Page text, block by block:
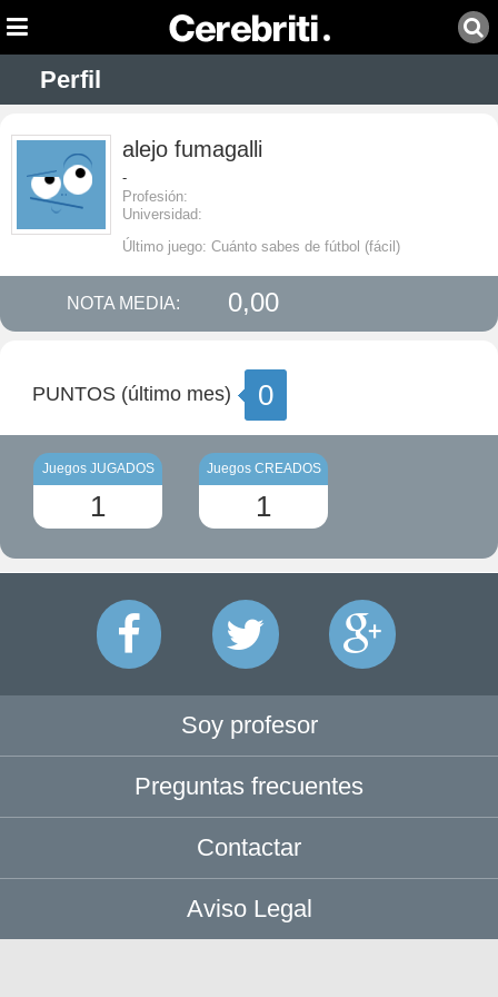
Perfil
alejo fumagalli
-
Profesión:
Universidad:
Último juego: Cuánto sabes de fútbol (fácil)
NOTA MEDIA: 0,00
PUNTOS (último mes) 0
Juegos JUGADOS
1
Juegos CREADOS
1
Soy profesor
Preguntas frecuentes
Contactar
Aviso Legal